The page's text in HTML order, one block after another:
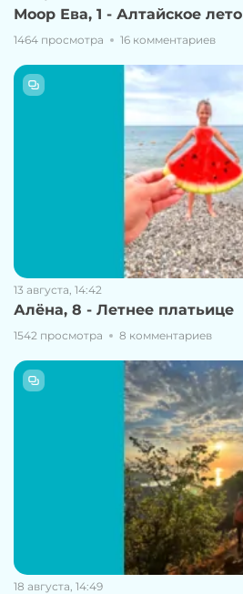
Моор Ева, 1 - Алтайское лето
1464 просмотра 16 комментариев
13 августа, 14:42
Алёна, 8 - Летнее платьице
1542 просмотра 8 комментариев
18 августа, 14:49